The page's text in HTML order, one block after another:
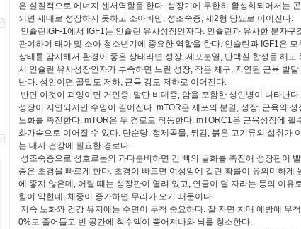
은 실질적으로 에너지 센서역할을 한다. 성장기에 무한히 활성화되어서는
되면 제대로 성장하지 못하고 소아비만, 성조숙증, 제2형 당뇨로 이어진다.
인슐린 IGF-1에서 IGF1는 인슐린 유사성장인자다. 인슐린과 유사한 분자구
관여하여 태아 및 소아 청소년기에 중요한 역할을 한다. 인슐린과 IGF1은
상태를 감지해서 환경이 좋은 상태라면 성장, 세포분열, 단백질 합성을 해도
서 인슐린 유사성장인자가 부족하면 느린 성장, 작은 체구, 지연된 근육 발
난다. 성인이면 골밀도 저하, 근육 강도 저하로 이어진다.
반면 이것이 과잉이면 거인증, 말단 비대증, 암을 포함한 성인병이 나타난다
성장이 지연되지만 수명이 길어진다. mTOR은 세포의 분열, 성장, 근육의
노화를 촉진한다. mTOR은 두 경로로 작동한다. mTORC1은 근육성장에 필
화가속으로 이어질 수 있다. 단순당, 정제곡물, 튀김, 붉은 고기류의 섭취가
는 대사 건강에 필요한 경로다.
성조숙증으로 성호르몬의 과다분비하면 긴 뼈의 골화를 촉진해 성장판이
증은 초경을 빠르게 한다. 초경이 빠르면 여성암에 걸린 확률이 유의미하게
에 좋지 않은데, 어릴 때는 성장판이 열려 있고, 연골이 덜 자라는 등의 이유
힘이 약한데, 체중이 증가하면 무리가 오기 때문이다.
저속 노화와 건강 유지에는 수면이 무척 중요하다. 잘 자면 치매 예방에 무
0%로 줄어들고 빈 공간에 척수액이 뿜어져나와 뇌를 청소한다.